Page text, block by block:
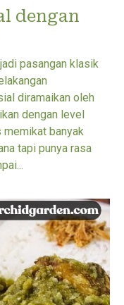
dengan
pasangan klasik
diramaikan oleh
dengan level
banyak
tapi punya rasa